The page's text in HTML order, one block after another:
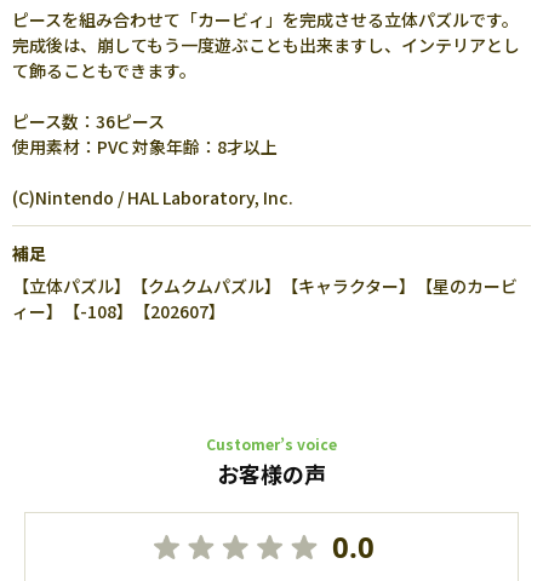
ピースを組み合わせて「カービィ」を完成させる立体パズルです。
完成後は、崩してもう一度遊ぶことも出来ますし、インテリアとし
て飾ることもできます。
ピース数：36ピース
使用素材：PVC 対象年齢：8才以上
(C)Nintendo / HAL Laboratory, Inc.
補足
【立体パズル】【クムクムパズル】【キャラクター】【星のカービ
ィー】【-108】【202607】
Customer’s voice
お客様の声
0.0